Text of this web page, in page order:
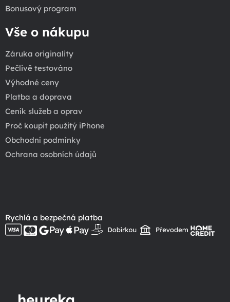
Bonusový program
Vše o nákupu
Záruka originality
Pečlivě testováno
Výhodné ceny
Platba a doprava
Ceník služeb a oprav
Proč koupit použitý iPhone
Obchodní podmínky
Ochrana osobních údajů
Rychlá a bezpečná platba